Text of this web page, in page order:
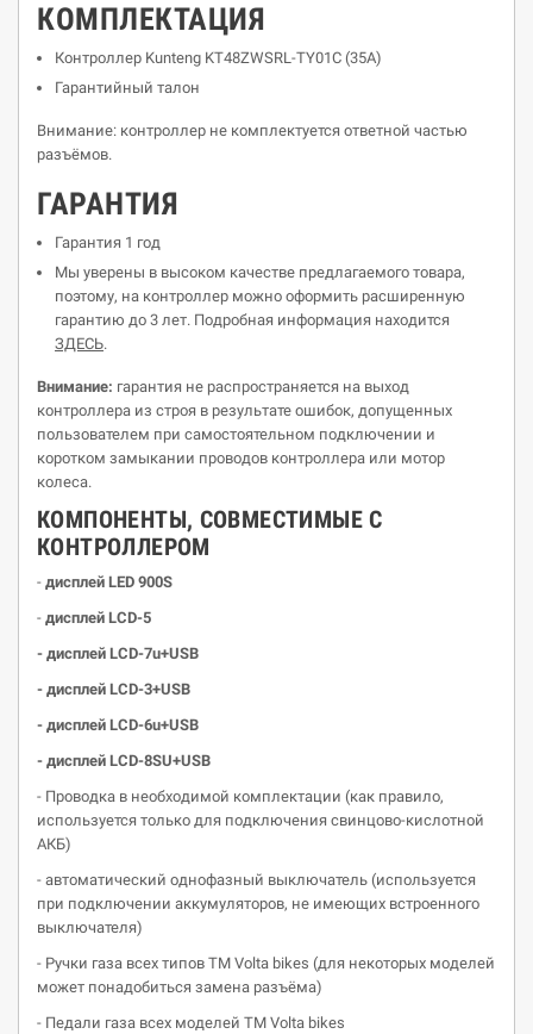
КОМПЛЕКТАЦИЯ
Контроллер Kunteng KT48ZWSRL-TY01C (35A)
Гарантийный талон
Внимание: контроллер не комплектуется ответной частью
разъёмов.
ГАРАНТИЯ
Гарантия 1 год
Мы уверены в высоком качестве предлагаемого товара,
поэтому, на контроллер можно оформить расширенную
гарантию до 3 лет. Подробная информация находится
ЗДЕСЬ.
Внимание: гарантия не распространяется на выход
контроллера из строя в результате ошибок, допущенных
пользователем при самостоятельном подключении и
коротком замыкании проводов контроллера или мотор
колеса.
КОМПОНЕНТЫ, СОВМЕСТИМЫЕ С
КОНТРОЛЛЕРОМ
- дисплей LED 900S
- дисплей LCD-5
- дисплей LCD-7u+USB
- дисплей LCD-3+USB
- дисплей LCD-6u+USB
- дисплей LCD-8SU+USB
- Проводка в необходимой комплектации (как правило,
используется только для подключения свинцово-кислотной
АКБ)
- автоматический однофазный выключатель (используется
при подключении аккумуляторов, не имеющих встроенного
выключателя)
- Ручки газа всех типов ТМ Volta bikes (для некоторых моделей
может понадобиться замена разъёма)
- Педали газа всех моделей ТМ Volta bikes